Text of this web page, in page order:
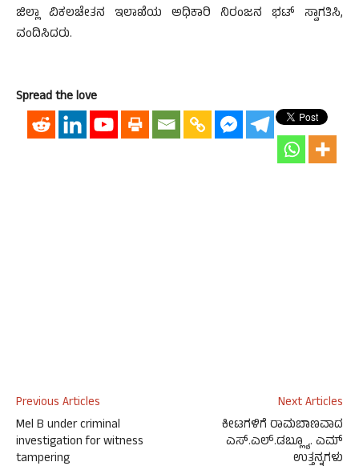
ಜಿಲ್ಲಾ ವಿಕಲಚೇತನ ಇಲಾಖೆಯ ಅಧಿಕಾರಿ ನಿರಂಜನ ಭಟ್ ಸ್ವಾಗತಿಸಿ,
ವಂದಿಸಿದರು.
Spread the love
Previous Articles
Mel B under criminal
investigation for witness
tampering
Next Articles
ಕೀಟಗಳಿಗೆ ರಾಮಬಾಣವಾದ
ಎಸ್.ಎಲ್.ಡಬ್ಲ್ಯೂ. ಎಮ್
ಉತ್ತನ್ನಗಳು